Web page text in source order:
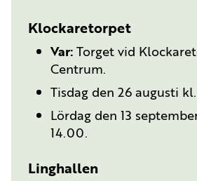
Klockaretorpet
Var:Torget vid
Centrum.
Tisdag den 26 augusti
Lördag den 13
14.00.
Linghallen